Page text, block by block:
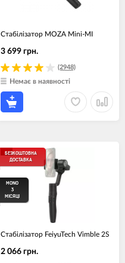
Стабілізатор MOZA Mini-MI
(2948)
3 699 грн.
Немає в наявності
БЕЗКОШТОВНА
ДОСТАВКА
MONO
3
МІСЯЦІ
Стабілізатор FeiyuTech Vimble 2S
2 066 грн.